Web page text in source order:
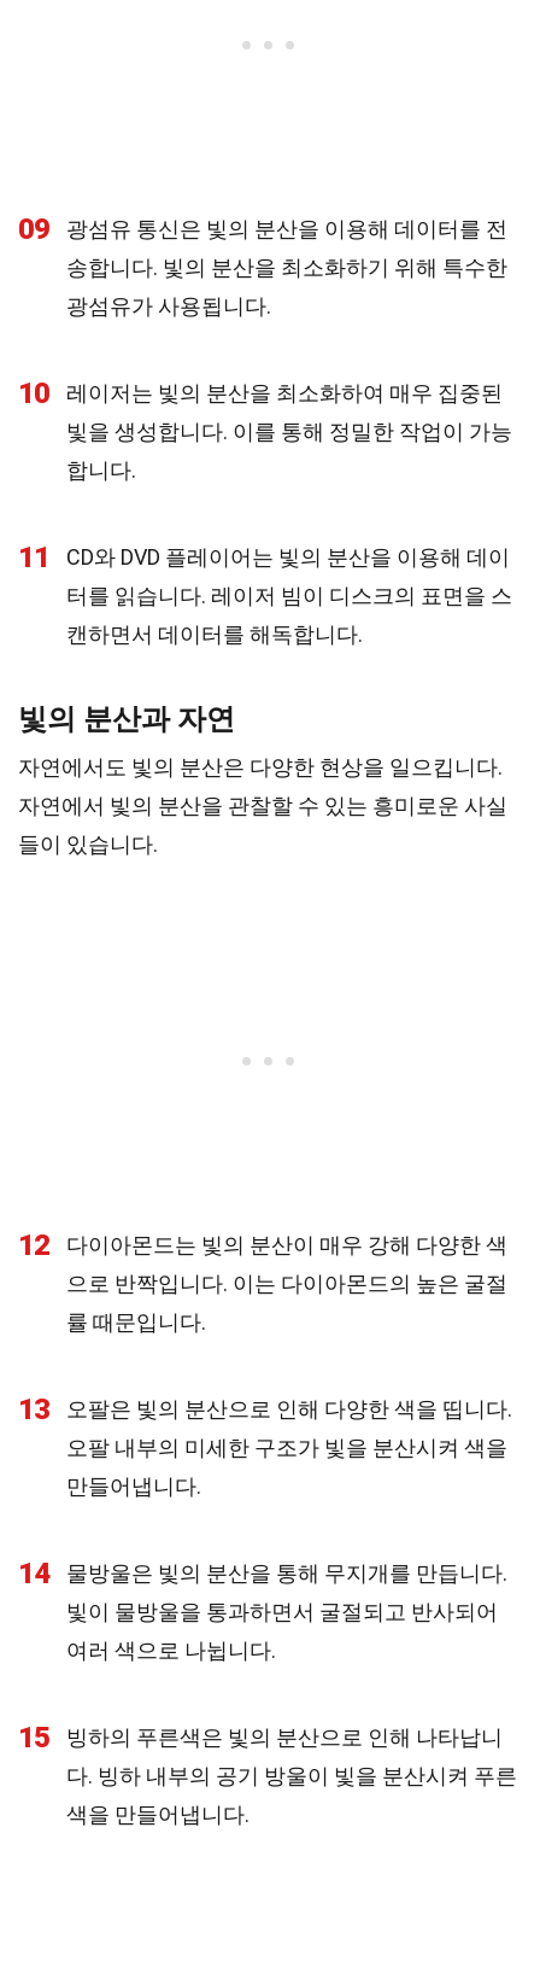
09
광섬유 통신은 빛의 분산을 이용해 데이터를 전
송합니다. 빛의 분산을 최소화하기 위해 특수한
광섬유가 사용됩니다.
10
레이저는 빛의 분산을 최소화하여 매우 집중된
빛을 생성합니다. 이를 통해 정밀한 작업이 가능
합니다.
11
CD와 DVD 플레이어는 빛의 분산을 이용해 데이
터를 읽습니다. 레이저 빔이 디스크의 표면을 스
캔하면서 데이터를 해독합니다.
빛의 분산과 자연
자연에서도 빛의 분산은 다양한 현상을 일으킵니다.
자연에서 빛의 분산을 관찰할 수 있는 흥미로운 사실
들이 있습니다.
12
다이아몬드는 빛의 분산이 매우 강해 다양한 색
으로 반짝입니다. 이는 다이아몬드의 높은 굴절
률 때문입니다.
13
오팔은 빛의 분산으로 인해 다양한 색을 띱니다.
오팔 내부의 미세한 구조가 빛을 분산시켜 색을
만들어냅니다.
14
물방울은 빛의 분산을 통해 무지개를 만듭니다.
빛이 물방울을 통과하면서 굴절되고 반사되어
여러 색으로 나뉩니다.
15
빙하의 푸른색은 빛의 분산으로 인해 나타납니
다. 빙하 내부의 공기 방울이 빛을 분산시켜 푸른
색을 만들어냅니다.